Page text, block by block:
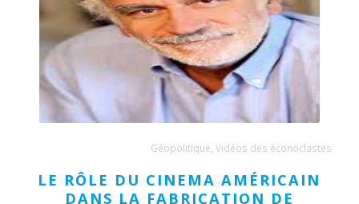
Géopolitique ,Vidéos des éconoclastes
LE RÔLE DU CINEMA AMÉRICAIN
DANS LA FABRICATION DE